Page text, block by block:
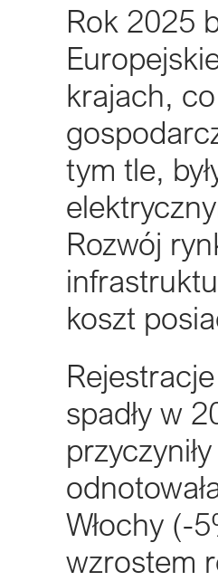
Rok 2025
krajach,
tym tle,
Rozwój
koszt
spadły w
Włochy (-
wzrostem